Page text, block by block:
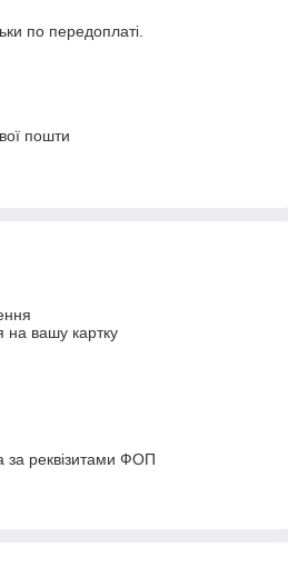
по передоплаті.
пошти
на вашу картку
за реквізитами ФОП